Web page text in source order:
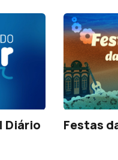
Diário Festas